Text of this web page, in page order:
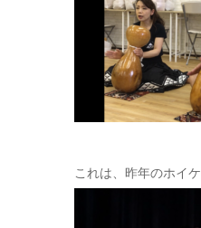
これは、昨年のホイケ